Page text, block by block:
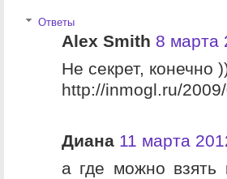
Ответы
Alex Smith 8 марта
Не секрет, конечно
http://inmogl.ru/
Диана 11 марта
а где можно взять